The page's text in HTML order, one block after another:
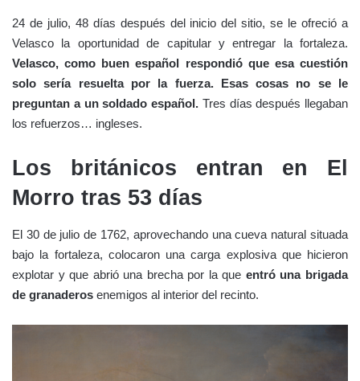
24 de julio, 48 días después del inicio del sitio, se le ofreció a
Velasco la oportunidad de capitular y entregar la fortaleza.
Velasco, como buen español respondió que esa cuestión
solo sería resuelta por la fuerza. Esas cosas no se le
preguntan a un soldado español. Tres días después llegaban
los refuerzos… ingleses.
Los británicos entran en El
Morro tras 53 días
El 30 de julio de 1762, aprovechando una cueva natural situada
bajo la fortaleza, colocaron una carga explosiva que hicieron
explotar y que abrió una brecha por la que entró una brigada
de granaderos enemigos al interior del recinto.